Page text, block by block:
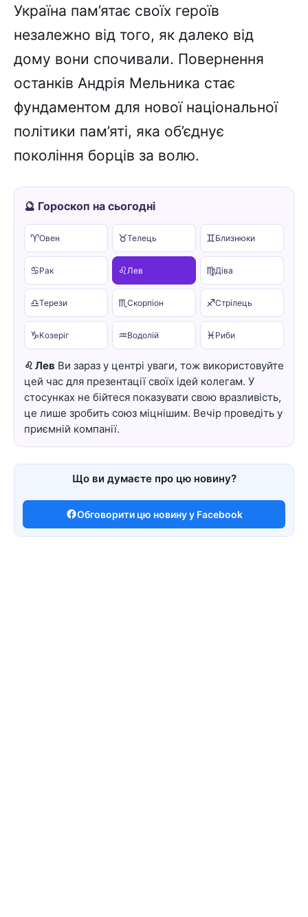
Україна пам’ятає своїх героїв
незалежно від того, як далеко від
дому вони спочивали. Повернення
останків Андрія Мельника стає
фундаментом для нової національної
політики пам’яті, яка об’єднує
покоління борців за волю.
🔮 Гороскоп на сьогодні
♈Овен ♉Телець ♊Близнюки
♋Рак ♌ Лев ♍Діва
♎Терези ♏Скорпіон ♐Стрілець
♑Козеріг ♒Водолій ♓ Риби
♌ Лев Ви зараз у центрі уваги, тож використовуйте
цей час для презентації своїх ідей колегам. У
стосунках не бійтеся показувати свою вразливість,
це лише зробить союз міцнішим. Вечір проведіть у
приємній компанії.
Що ви думаєте про цю новину?
Обговорити цю новину у Facebook